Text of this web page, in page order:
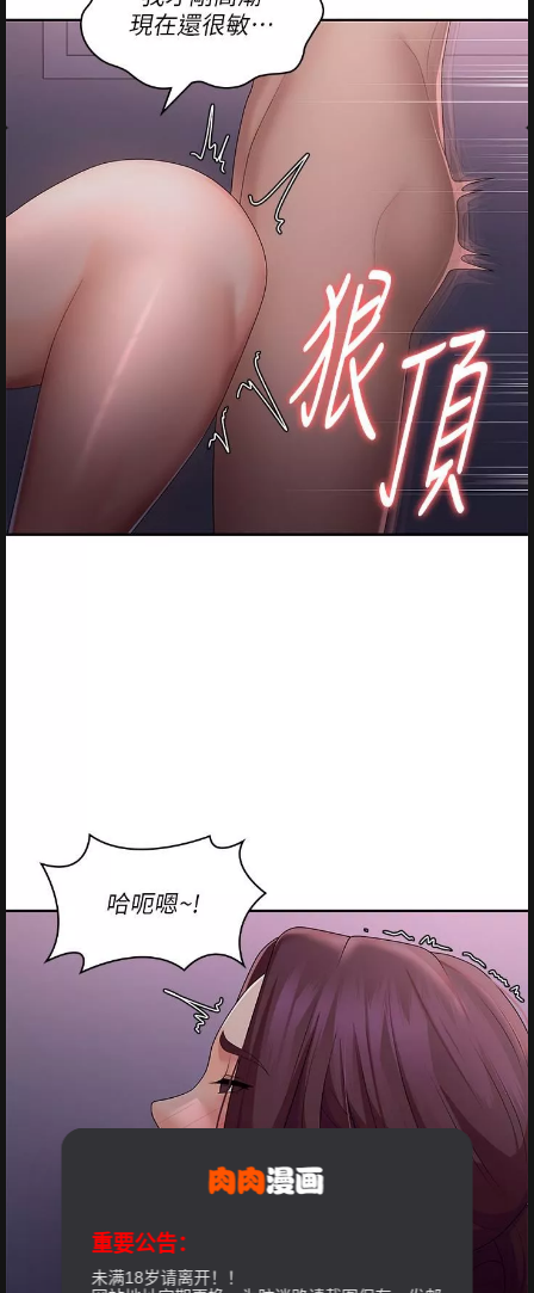
重要公告：
未满18岁请离开！！